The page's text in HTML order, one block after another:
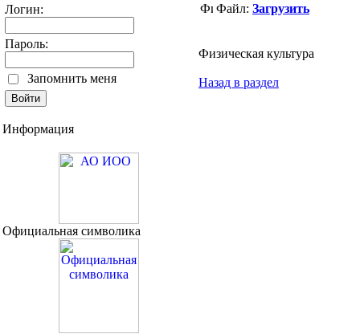
Логин:
Пароль:
Запомнить меня
Информация
Официальная символика
Файл: Загрузить
Физическая культура
Назад в раздел